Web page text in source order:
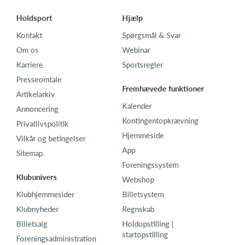
Holdsport
Kontakt
Om os
Karriere
Presseomtale
Artikelarkiv
Annoncering
Privatlivspolitik
Vilkår og betingelser
Sitemap
Klubunivers
Klubhjemmesider
Klubnyheder
Billetsalg
Foreningsadministration
Hjælp
Spørgsmål & Svar
Webinar
Sportsregler
Fremhævede funktioner
Kalender
Kontingentopkrævning
Hjemmeside
App
Foreningssystem
Webshop
Billetsystem
Regnskab
Holdopstilling |
startopstilling